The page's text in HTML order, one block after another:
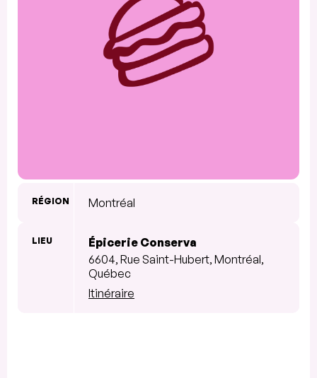
RÉGION Montréal
LIEU
Épicerie Conserva
6604, Rue Saint-Hubert, Montréal,
Québec
Itinéraire